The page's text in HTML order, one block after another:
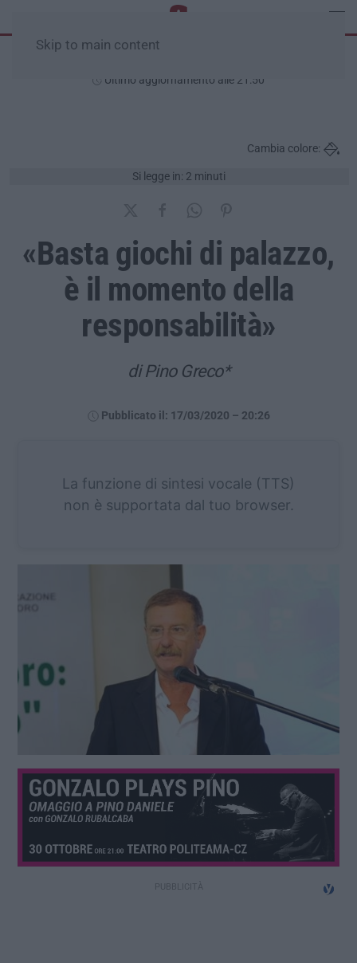
Skip to main content
Ultimo aggiornamento alle 21:50
Si legge in: 2 minuti
Cambia colore:
«Basta giochi di palazzo,
è il momento della
responsabilità»
di Pino Greco*
Pubblicato il: 17/03/2020 – 20:26
La funzione di sintesi vocale (TTS)
non è supportata dal tuo browser.